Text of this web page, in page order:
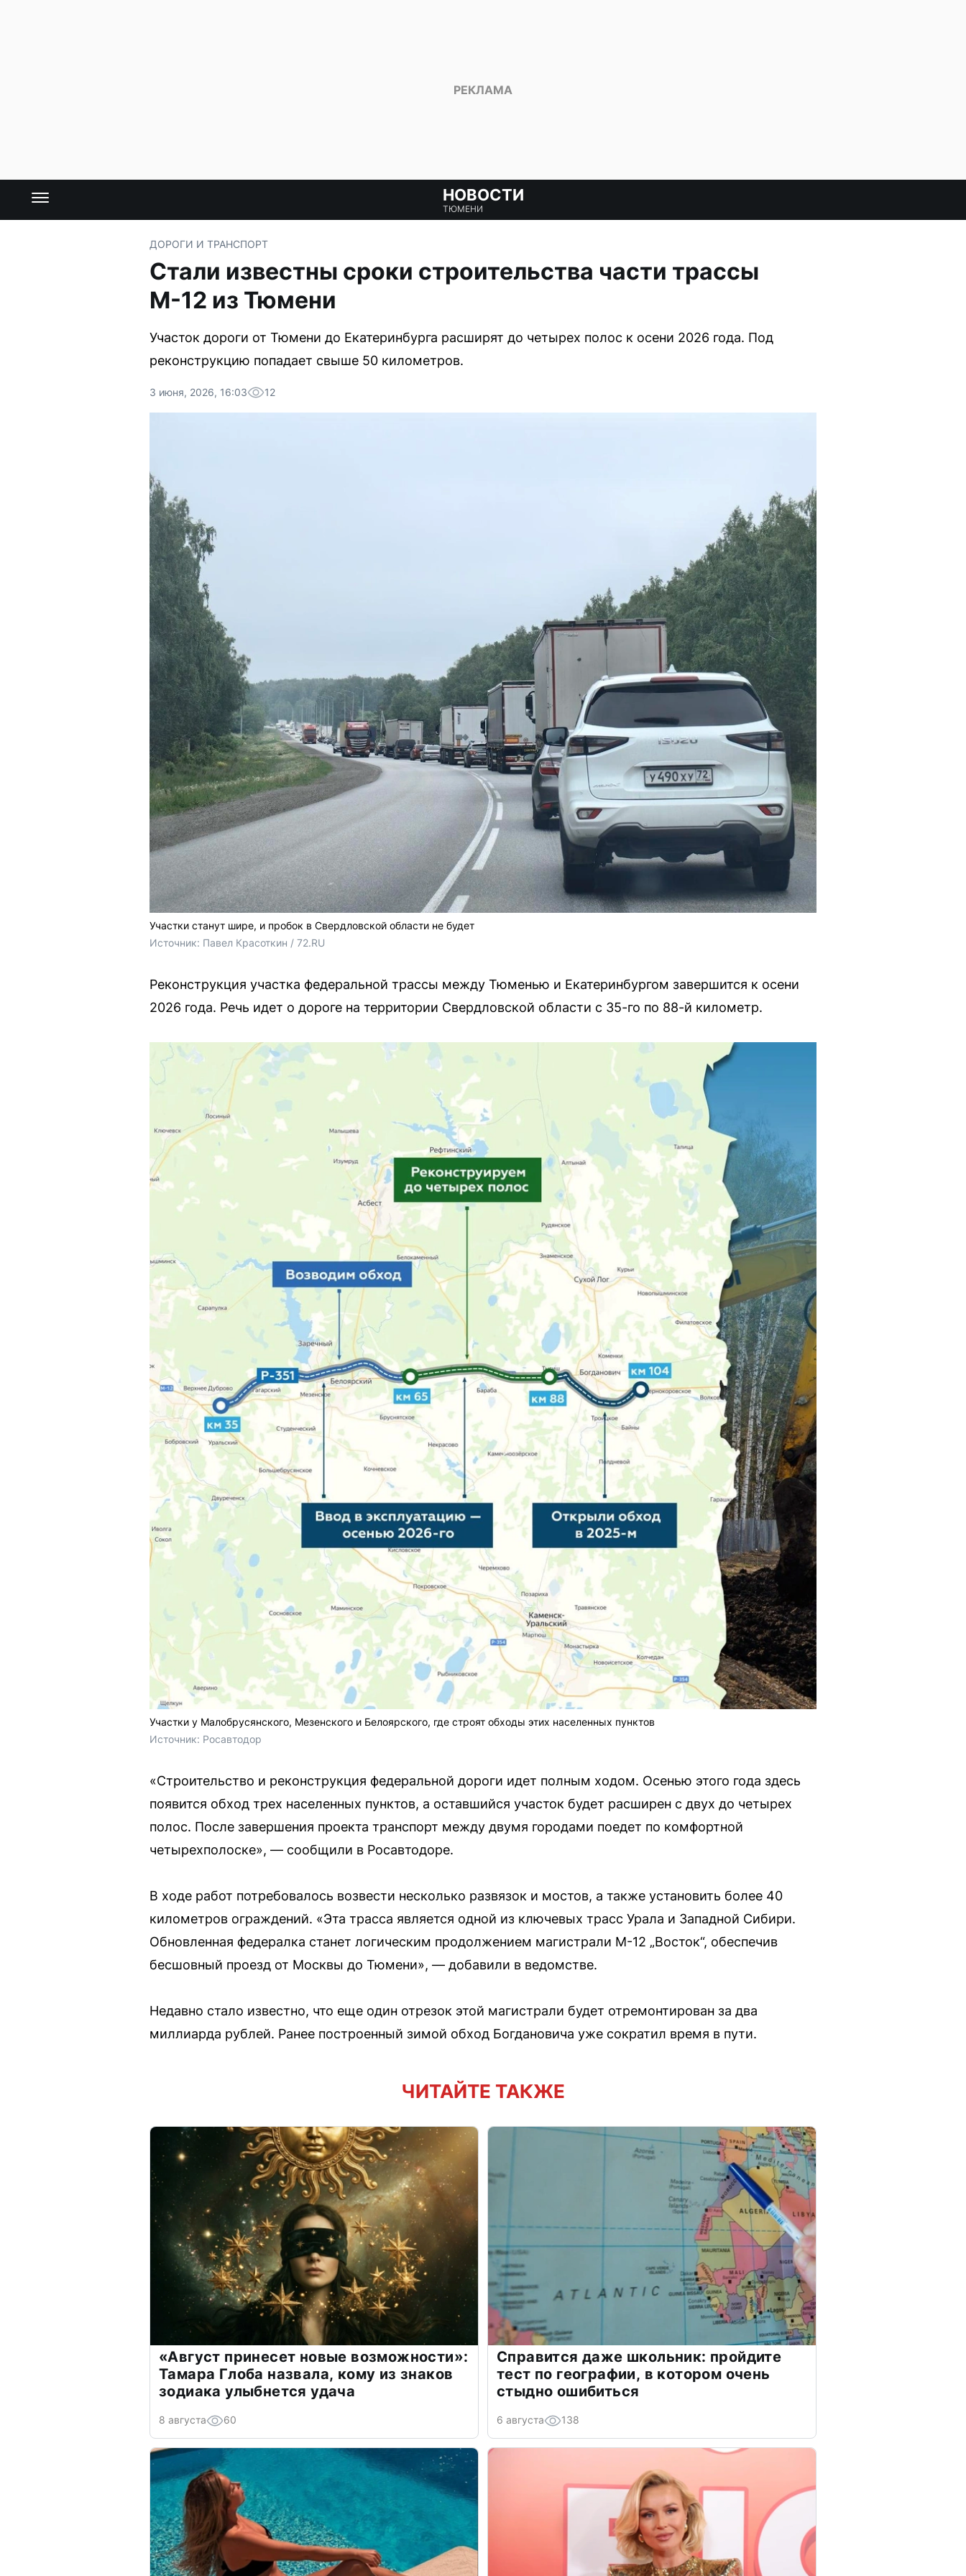
НОВОСТИ
ТЮМЕНИ
ДОРОГИ И ТРАНСПОРТ
Стали известны сроки строительства части трассы
М-12 из Тюмени
Участок дороги от Тюмени до Екатеринбурга расширят до четырех полос к осени 2026 года. Под
реконструкцию попадает свыше 50 километров.
3 июня, 2026, 16:03 12
Участки станут шире, и пробок в Свердловской области не будет
Источник: Павел Красоткин / 72.RU
Реконструкция участка федеральной трассы между Тюменью и Екатеринбургом завершится к осени
2026 года. Речь идет о дороге на территории Свердловской области с 35-го по 88-й километр.
Участки у Малобрусянского, Мезенского и Белоярского, где строят обходы этих населенных пунктов
Источник: Росавтодор
«Строительство и реконструкция федеральной дороги идет полным ходом. Осенью этого года здесь
появится обход трех населенных пунктов, а оставшийся участок будет расширен с двух до четырех
полос. После завершения проекта транспорт между двумя городами поедет по комфортной
четырехполоске», — сообщили в Росавтодоре.
В ходе работ потребовалось возвести несколько развязок и мостов, а также установить более 40
километров ограждений. «Эта трасса является одной из ключевых трасс Урала и Западной Сибири.
Обновленная федералка станет логическим продолжением магистрали М-12 „Восток“, обеспечив
бесшовный проезд от Москвы до Тюмени», — добавили в ведомстве.
Недавно стало известно, что еще один отрезок этой магистрали будет отремонтирован за два
миллиарда рублей. Ранее построенный зимой обход Богдановича уже сократил время в пути.
ЧИТАЙТЕ ТАКЖЕ
«Август принесет новые возможности»:
Тамара Глоба назвала, кому из знаков
зодиака улыбнется удача
8 августа 60
Справится даже школьник: пройдите
тест по географии, в котором очень
стыдно ошибиться
6 августа 138